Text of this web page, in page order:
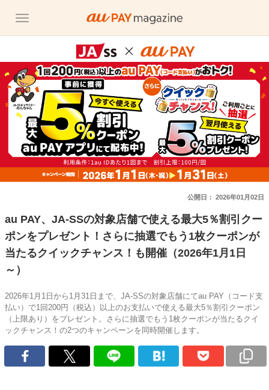
公開日： 2026年01月02日
au PAY、JA-SSの対象店舗で使える最大5％割引クー
ポンをプレゼント！さらに抽選でもう1枚クーポンが
当たるクイックチャンス！も開催（2026年1月1日
～）
2026年1月1日から1月31日まで、JA-SSの対象店舗にてau PAY（コード支
払い）で1回200円（税込）以上のお支払いで使える最大5％割引クーポン
（上限あり）をプレゼント。さらに抽選でもう1枚クーポンが当たるクイ
ックチャンス！の2つのキャンペーンを同時開催します。